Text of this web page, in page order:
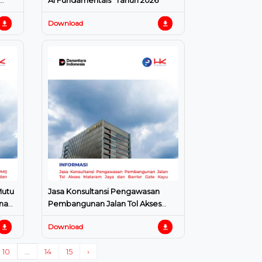
Download
Jasa Konsultansi Pengawasan
Pembangunan Jalan Tol Akses
Mataram Jaya dan Barrier Gate
Kayu Agung
Download
10 14 15 ›